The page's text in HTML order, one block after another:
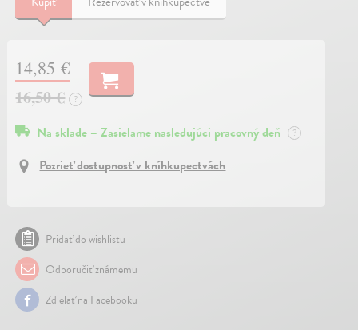
14,85 €
16,50 €
?
Na sklade – Zasielame nasledujúci pracovný deň ?
Pozrieť dostupnosť v kníhkupectvách
Pridať do wishlistu
Odporučiť známemu
Zdielať na Facebooku